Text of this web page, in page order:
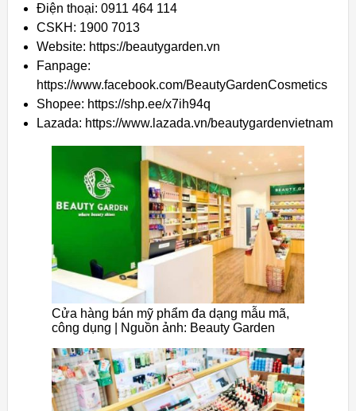
Điện thoại: 0911 464 114
CSKH: 1900 7013
Website: https://beautygarden.vn
Fanpage:
https://www.facebook.com/BeautyGardenCosmetics
Shopee: https://shp.ee/x7ih94q
Lazada: https://www.lazada.vn/beautygardenvietnam
Cửa hàng bán mỹ phẩm đa dạng mẫu mã,
công dụng | Nguồn ảnh: Beauty Garden